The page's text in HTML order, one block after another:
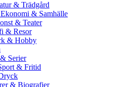
& Trädgård
& Samhälle
& Teater
& Resor
& Hobby
Serier
& Fritid
& Biografier